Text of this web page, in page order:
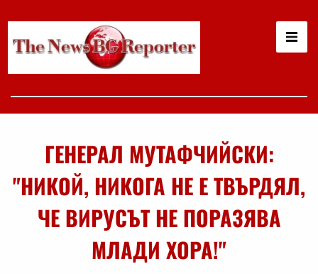
ГЕНЕРАЛ МУТАФЧИЙСКИ:
"НИКОЙ, НИКОГА НЕ Е ТВЪРДЯЛ,
ЧЕ ВИРУСЪТ НЕ ПОРАЗЯВА
МЛАДИ ХОРА!"